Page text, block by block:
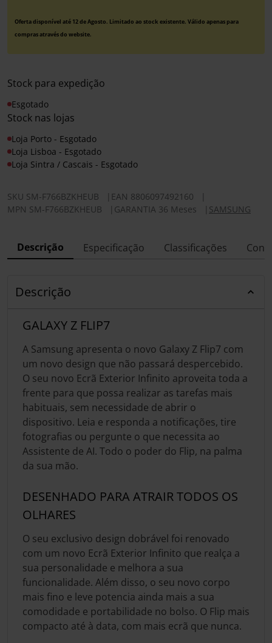
Oferta disponível até 12 de Agosto. Limitado ao stock existente. Válido apenas para
compras através do website.
Stock para expedição
Esgotado
Stock nas lojas
Loja Porto - Esgotado
Loja Lisboa - Esgotado
Loja Sintra / Cascais - Esgotado
SKU SM-F766BZKHEUB EAN 8806097492160
MPN SM-F766BZKHEUB GARANTIA 36 Meses SAMSUNG
Descrição Especificação Classificações
Descrição
GALAXY Z FLIP7
A Samsung apresenta o novo Galaxy Z Flip7 com
um novo design que não passará despercebido.
O seu novo Ecrã Exterior Infinito aproveita toda a
frente para que possa realizar as tarefas mais
habituais, sem necessidade de abrir o
dispositivo. Leia e responda a notificações, tire
fotografias ou pergunte o que necessita ao
Assistente de AI. Todo o poder do Flip, na palma
da sua mão.
DESENHADO PARA ATRAIR TODOS OS
OLHARES
O seu exclusivo design dobrável foi renovado
com um novo Ecrã Exterior Infinito que realça a
sua personalidade e melhora a sua
funcionalidade. Além disso, o seu novo corpo
mais fino e leve potencia ainda mais a sua
comodidade e portabilidade no bolso. O Flip mais
compacto até à data, com mais ecrã que nunca.